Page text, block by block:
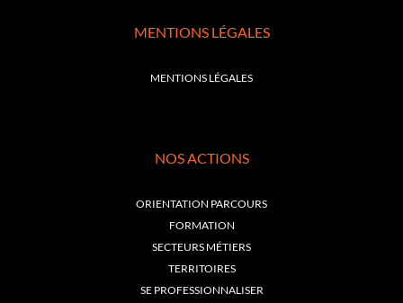
MENTIONS LÉGALES
MENTIONS LÉGALES
NOS ACTIONS
ORIENTATION PARCOURS
FORMATION
SECTEURS MÉTIERS
TERRITOIRES
SE PROFESSIONNALISER